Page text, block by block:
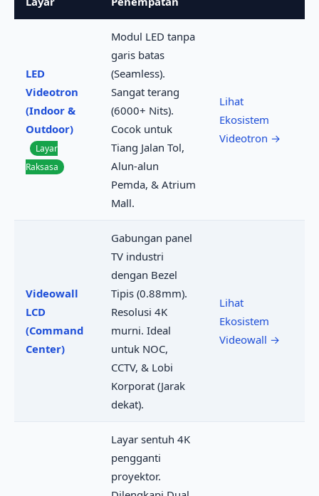
LED
Videotron
(Indoor &
Outdoor)
Layar
Raksasa
Modul LED tanpa
garis batas
(Seamless).
Sangat terang
(6000+ Nits).
Cocok untuk
Tiang Jalan Tol,
Alun-alun
Pemda, & Atrium
Mall.
Lihat
Ekosistem
Videotron →
Videowall
LCD
(Command
Center)
Gabungan panel
TV industri
dengan Bezel
Tipis (0.88mm).
Resolusi 4K
murni. Ideal
untuk NOC,
CCTV, & Lobi
Korporat (Jarak
dekat).
Lihat
Ekosistem
Videowall →
Layar sentuh 4K
pengganti
proyektor.